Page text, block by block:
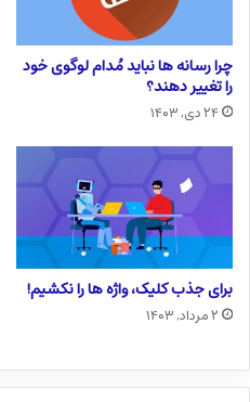
چرا رسانه ها نباید مُدام لوگوی خود
را تغییر دهند؟
۲۴ دی, ۱۴۰۳
برای جذب کلیک، واژه ها را نکشیم!
۲ مرداد, ۱۴۰۳